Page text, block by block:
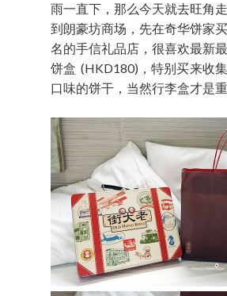
雨一直下，那么今天就去旺角
到朗豪坊商场，先在奇华饼家
名的手信礼品店，很喜欢最新
饼盒 (HKD180)，特别买来收集
口味的饼干，当然行李盒才是